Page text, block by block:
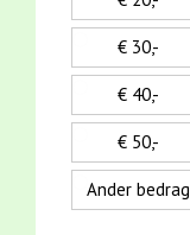
€ 30,-
€ 40,-
€ 50,-
Ander bedrag